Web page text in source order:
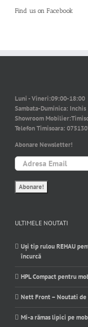
Find us on Facebook
Luni - Vineri:09:00-18:00
Sambata-Duminica: Inchis
Showroom Mobilier:
Telefon Timisoara:
Abonare Newsletter!
ULTIMELE NOUTATI
Uși tip rulou REHAU
încurcă
HPL Compact pentru
Nett Front – Noutati de
Mi-a rămas lipici pe